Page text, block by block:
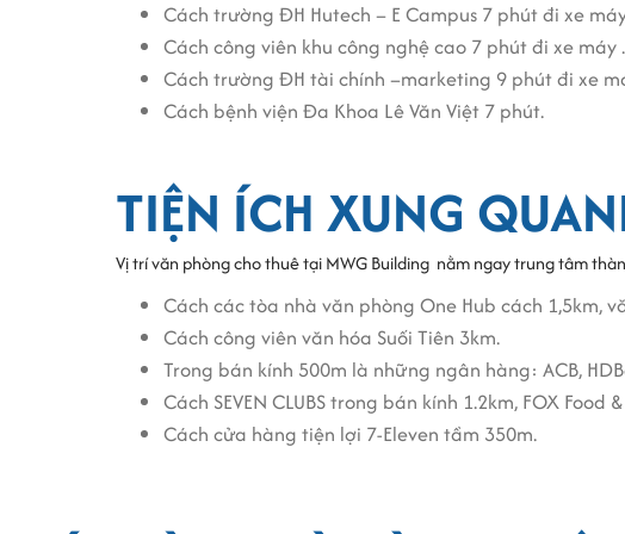
Hệ thống máy phát điện dự phòng đảm bảo công
Hệ thống đường dây internet và điện thoại có sẵn
Tiện ích và dịch vụ tại tòa nhà MWG
Khu vực bãi xe rộng rãi thông thoáng đảm bảo đủ
Đội ngũ quản lý chuyên nghiệp và thân thiện.
Miễn phí điện lạnh trung tâm, camera CCTV quan
Vệ sinh khu vực chung hằng ngày và diệt côn trùng
Có khu pantry và phòng gym , giải trí trên tầng cao
Giá thuê văn phòng tại MWG Building
Giá cho thuê văn phòng tại MWG Building hiện đang cập
Cách trường ĐH Hutech – E Campus 7 phút đi xe
Cách công viên khu công nghệ cao 7 phút đi xe máy .
Cách trường ĐH tài chính –marketing 9 phút đi xe
Cách bệnh viện Đa Khoa Lê Văn Việt 7 phút.
TIỆN ÍCH XUNG
Vị trí văn phòng cho thuê tại MWG Building nằm ngay trung tâm
Cách các tòa nhà văn phòng One Hub cách 1,5km,
Cách công viên văn hóa Suối Tiên 3km.
Trong bán kính 500m là những ngân hàng: ACB,
Cách SEVEN CLUBS trong bán kính 1.2km, FOX Food
Cách cửa hàng tiện lợi 7-Eleven tầm 350m.